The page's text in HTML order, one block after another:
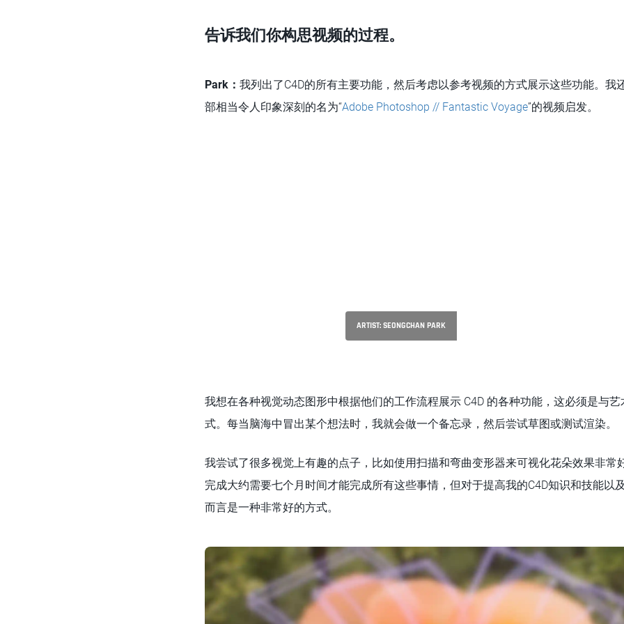
告诉我们你构思视频的过程。
Park ： 我列出了C4D的所有主要功能，然后考虑以参考视频的方式展示这些功能。我
部相当令人印象深刻的名为“Adobe Photoshop // Fantastic Voyage”的视频启发。
ARTIST: SEONGCHAN PARK
我想在各种视觉动态图形中根据他们的工作流程展示 C4D 的各种功能，这必须是与
式。每当脑海中冒出某个想法时，我就会做一个备忘录，然后尝试草图或测试渲染。
我尝试了很多视觉上有趣的点子，比如使用扫描和弯曲变形器来可视化花朵效果非常
完成大约需要七个月时间才能完成所有这些事情，但对于提高我的C4D知识和技能以
而言是一种非常好的方式。